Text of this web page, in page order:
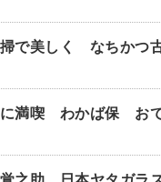
掃で美しく なちかつ
満喫 わかば保 お